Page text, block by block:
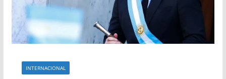
INTERNACIONAL